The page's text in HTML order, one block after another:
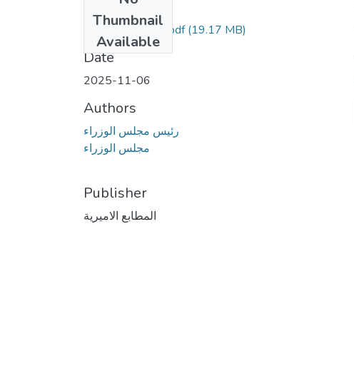
Thumbnail
Available
العدد 45 مؤمن.pdf(19.17 MB)
Date
2025-11-06
Authors
رئيس مجلس الوزراء
مجلس الوزراء
Publisher
المطابع الاميرية